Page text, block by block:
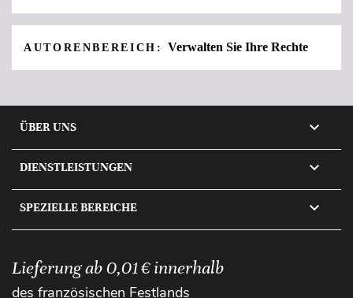
AUTORENBEREICH: Verwalten Sie Ihre Rechte
ÜBER UNS 
DIENSTLEISTUNGEN 
SPEZIELLE BEREICHE 
Lieferung ab 0,01 € innerhalb
des französischen Festlands